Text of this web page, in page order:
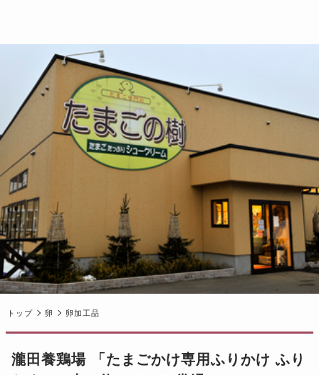
トップ 卵 卵加工品
瀧田養鶏場 「たまごかけ専用ふりかけ ふり